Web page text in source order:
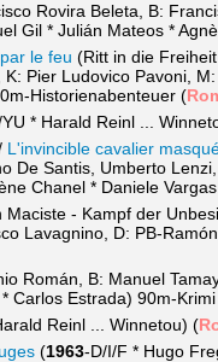
Rovira Beleta, B:
Gil * Julián Mateos *
le feu (Ritt in die
Pier Ludovico Pavoni,
Historienabenteuer (
* Harald Reinl ...
L'invincible cavalier
De Santis, Umberto
Chanel * Daniele
Maciste - Kampf der
Lavagnino, D: PB-
Román, B: Manuel
Carlos Estrada) 90m-
Reinl ... Winnetou) (
(1963-D/I/F * Hugo